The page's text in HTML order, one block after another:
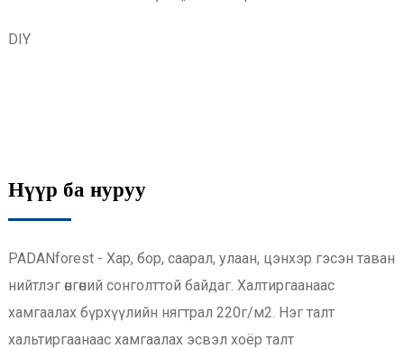
DIY
Нүүр ба нуруу
PADANforest - Хар, бор, саарал, улаан, цэнхэр гэсэн таван
нийтлэг өнгөний сонголттой байдаг. Халтиргаанаас
хамгаалах бүрхүүлийн нягтрал 220г/м2. Нэг талт
хальтиргаанаас хамгаалах эсвэл хоёр талт